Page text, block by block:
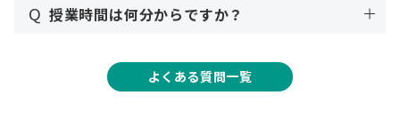
Q 授業時間は何分からですか？
よくある質問一覧